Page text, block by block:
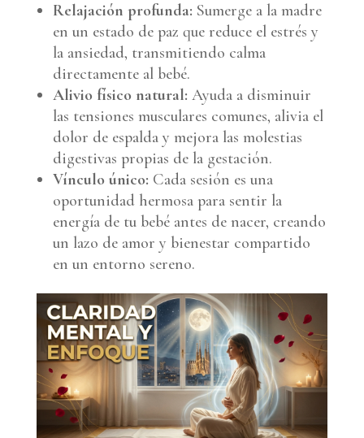
Relajación profunda: Sumerge a la madre
en un estado de paz que reduce el estrés y
la ansiedad, transmitiendo calma
directamente al bebé.
Alivio físico natural: Ayuda a disminuir
las tensiones musculares comunes, alivia el
dolor de espalda y mejora las molestias
digestivas propias de la gestación.
Vínculo único: Cada sesión es una
oportunidad hermosa para sentir la
energía de tu bebé antes de nacer, creando
un lazo de amor y bienestar compartido
en un entorno sereno.